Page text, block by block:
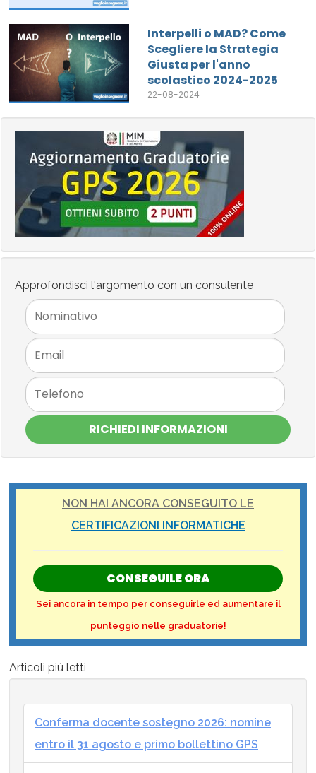
Interpelli o MAD? Come
Scegliere la Strategia
Giusta per l'anno
scolastico 2024-2025
22-08-2024
Approfondisci l'argomento con un consulente
RICHIEDI INFORMAZIONI
NON HAI ANCORA CONSEGUITO LE
CERTIFICAZIONI INFORMATICHE
CONSEGUILE ORA
Sei ancora in tempo per conseguirle ed aumentare il
punteggio nelle graduatorie!
Articoli più letti
Conferma docente sostegno 2026: nomine
entro il 31 agosto e primo bollettino GPS